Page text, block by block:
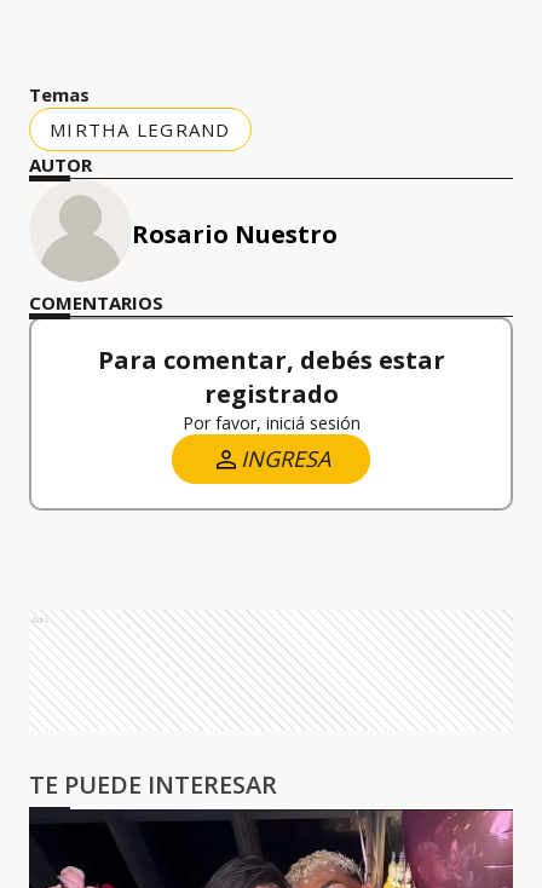
Temas
MIRTHA LEGRAND
AUTOR
Rosario Nuestro
COMENTARIOS
Para comentar, debés estar
registrado
Por favor, iniciá sesión
INGRESA
Ads
TE PUEDE INTERESAR